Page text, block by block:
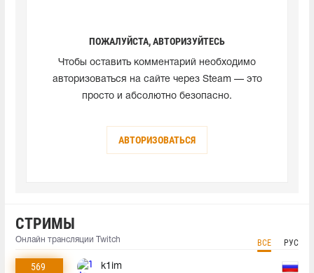
ПОЖАЛУЙСТА, АВТОРИЗУЙТЕСЬ
Чтобы оставить комментарий необходимо
авторизоваться на сайте через Steam — это
просто и абсолютно безопасно.
АВТОРИЗОВАТЬСЯ
СТРИМЫ
Онлайн трансляции Twitch ВСЕ РУС
569 k1im